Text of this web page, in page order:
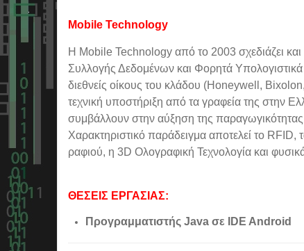
Mobile Technology
Η Mobile Technology από το 2003 σχεδιάζει
Συλλογής Δεδομένων και Φορητά Υπολογιστικά
διεθνείς οίκους του κλάδου (Honeywell,
τεχνική υποστήριξη από τα γραφεία της στην
συμβάλλουν στην αύξηση της παραγωγικότητας
Χαρακτηριστικό παράδειγμα αποτελεί το RFID,
ραφιού, η 3D Ολογραφική Τεχνολογία και
ΘΕΣΕΙΣ ΕΡΓΑΣΙΑΣ:
Προγραμματιστής Java σε IDE Android